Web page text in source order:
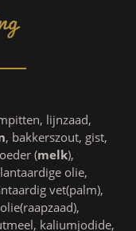
lijnzaad,
, bakkerszout, gist,
(melk),
olie,
vet(palm),
kaliumjodide,